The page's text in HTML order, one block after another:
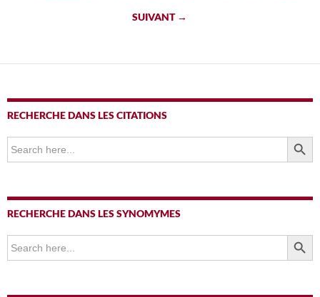
SUIVANT →
RECHERCHE DANS LES CITATIONS
Search
for:
SEARCH
RECHERCHE DANS LES SYNOMYMES
Search
for:
SEARCH